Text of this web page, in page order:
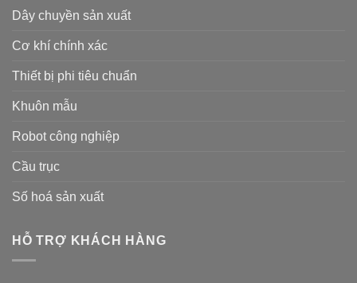
Dây chuyền sản xuất
Cơ khí chính xác
Thiết bị phi tiêu chuẩn
Khuôn mẫu
Robot công nghiệp
Cầu trục
Số hoá sản xuất
HỖ TRỢ KHÁCH HÀNG